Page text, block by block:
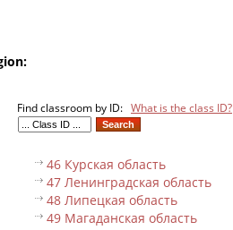
Find classroom by ID: What is the class ID?
46 Курская область
47 Ленинградская область
48 Липецкая область
49 Магаданская область